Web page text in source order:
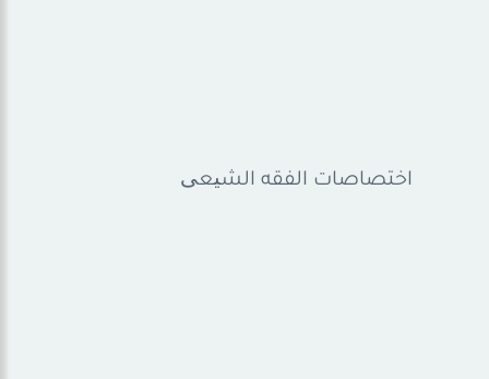
اختصاصات الفقه الشیعی